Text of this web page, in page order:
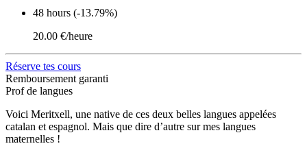
48 hours (-13.79%)
20.00 €/heure
Réserve tes cours
Remboursement garanti
Prof de langues
Voici Meritxell, une native de ces deux belles langues appelées
catalan et espagnol. Mais que dire d’autre sur mes langues
maternelles !